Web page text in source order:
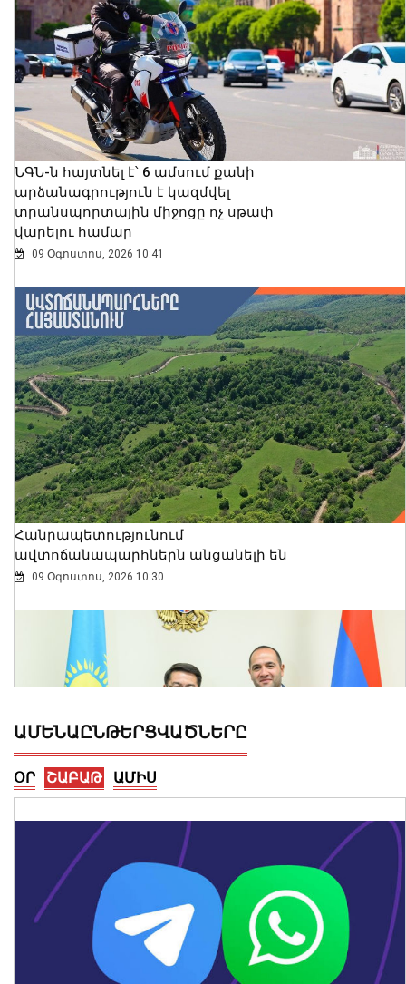
ՆԳՆ-ն հայտնել է՝ 6 ամսում քանի
արձանագրություն է կազմվել
տրանսպորտային միջոցը ոչ սթափ
վարելու համար
09 Օգոստոս, 2026 10:41
Հանրապետությունում
ավտոճանապարհներն անցանելի են
09 Օգոստոս, 2026 10:30
ԲՏԱ նախարար Դավիթ Թադևոսյանն
ընդունել է Ղազախստանի
փոխվարչապետ-նախարար Ժասլան
Մադիևին
08 Օգոստոս, 2026 23:52
ԱՄԵՆԱԸՆԹԵՐՑՎԱԾՆԵՐԸ
ՕՐ ՇԱԲԱԹ ԱՄԻՍ